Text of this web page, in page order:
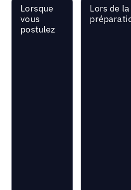
Lorsque
vous
postulez
Lors de la